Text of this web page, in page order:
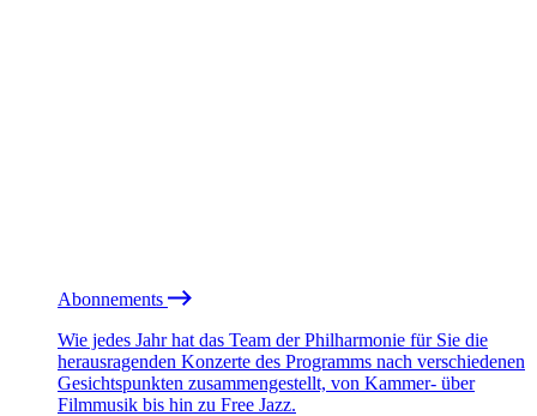
Abonnements
Wie jedes Jahr hat das Team der Philharmonie für Sie die
herausragenden Konzerte des Programms nach verschiedenen
Gesichtspunkten zusammengestellt, von Kammer- über
Filmmusik bis hin zu Free Jazz.